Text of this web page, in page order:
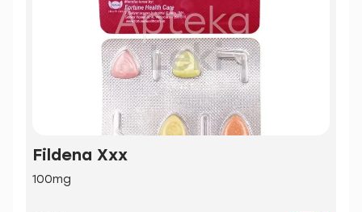
Fildena Xxx
100mg